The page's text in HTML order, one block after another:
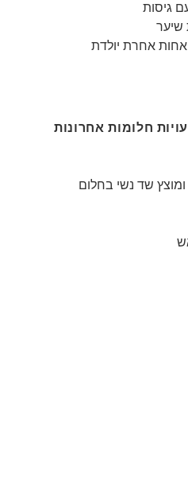
גיסות
שיער
אחרת יולדת
חלומות אחרונות
שד נשי בחלום